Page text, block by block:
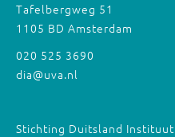
Tafelbergweg 51
1105 BD Amsterdam
020 525 3690
dia@uva.nl
Stichting Duitsland Instituut